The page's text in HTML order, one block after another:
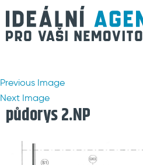
Previous Image
Next Image
půdorys 2.NP